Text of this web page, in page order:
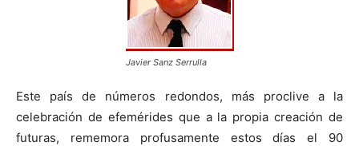
Javier Sanz Serrulla
Este país de números redondos, más proclive a la
celebración de efemérides que a la propia creación de
futuras, rememora profusamente estos días el 90